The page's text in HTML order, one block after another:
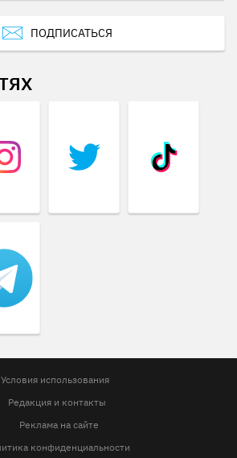
ПОДПИСАТЬСЯ
Условия использования
Редакция и контакты
Реклама на сайте
конфиденциальности